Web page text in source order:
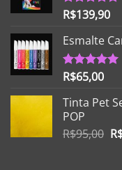
Avaliação
R$139,90
Esmalte
Avaliação
R$65,00
Tinta Pet
POP
R$95,00 O